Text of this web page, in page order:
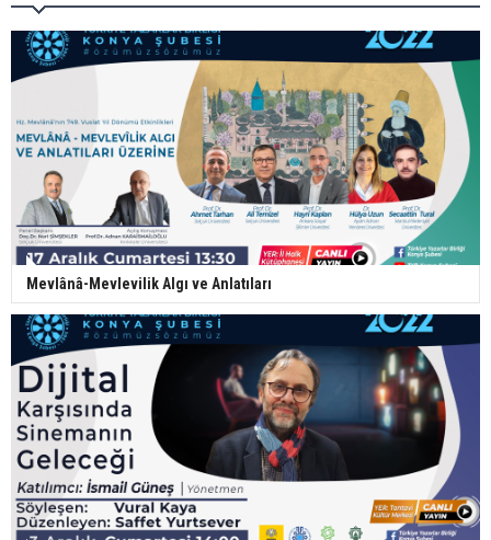
Mevlânâ-Mevlevilik Algı ve Anlatıları